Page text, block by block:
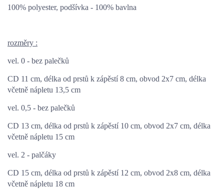
100% polyester, podšívka - 100% bavlna
rozměry :
vel. 0 - bez palečků
CD 11 cm, délka od prstů k zápěstí 8 cm, obvod 2x7 cm, délka
včetně nápletu 13,5 cm
vel. 0,5 - bez palečků
CD 13 cm, délka od prstů k zápěstí 10 cm, obvod 2x7 cm, délka
včetně nápletu 15 cm
vel. 2 - palčáky
CD 15 cm, délka od prstů k zápěstí 12 cm, obvod 2x8 cm, délka
včetně nápletu 18 cm